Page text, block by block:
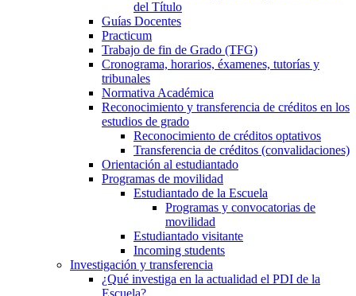
del Título
Guías Docentes
Practicum
Trabajo de fin de Grado (TFG)
Cronograma, horarios, éxamenes, tutorías y
tribunales
Normativa Académica
Reconocimiento y transferencia de créditos en los
estudios de grado
Reconocimiento de créditos optativos
Transferencia de créditos (convalidaciones)
Orientación al estudiantado
Programas de movilidad
Estudiantado de la Escuela
Programas y convocatorias de
movilidad
Estudiantado visitante
Incoming students
Investigación y transferencia
¿Qué investiga en la actualidad el PDI de la
Escuela?